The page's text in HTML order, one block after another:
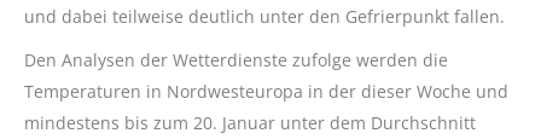
und dabei teilweise deutlich unter den Gefrierpunkt fallen.
Den Analysen der Wetterdienste zufolge werden die
Temperaturen in Nordwesteuropa in der dieser Woche und
mindestens bis zum 20. Januar unter dem Durchschnitt